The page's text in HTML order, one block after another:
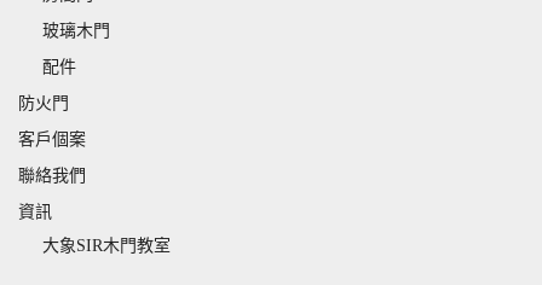
玻璃木門
配件
防火門
客戶個案
聯絡我們
資訊
大象SIR木門教室